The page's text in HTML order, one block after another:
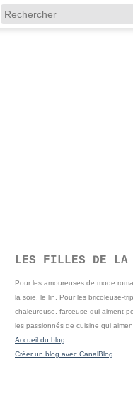
LES FILLES DE LA
Pour les amoureuses de mode
la soie, le lin. Pour les bricoleuse-
chaleureuse, farceuse qui aiment
les passionnés de cuisine qui
Accueil du blog
Créer un blog avec CanalBlog